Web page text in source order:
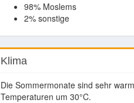
98% Moslems
2% sonstige
Klima
Die Sommermonate sind sehr
Temperaturen um 30°C.